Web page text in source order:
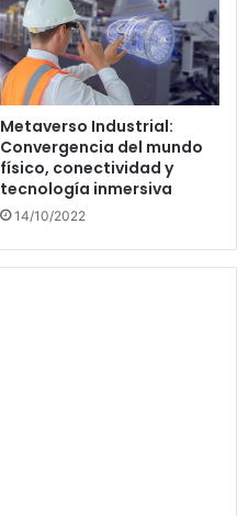
Metaverso Industrial:
Convergencia del mundo
físico, conectividad y
tecnología inmersiva
14/10/2022